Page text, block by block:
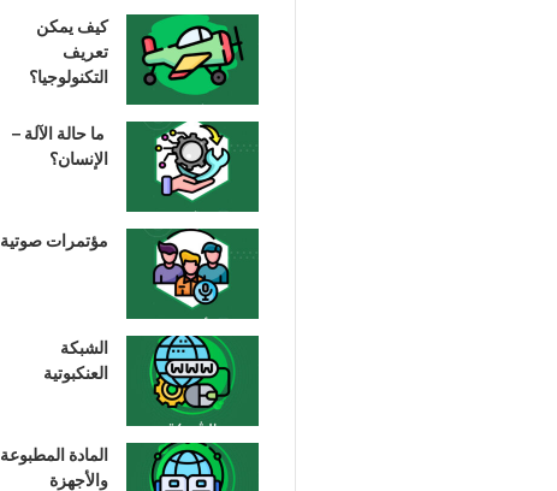
كيف يمكن
تعريف
التكنولوجيا؟
ما حالة الآلة –
الإنسان؟
مؤتمرات صوتية
الشبكة
العنكبوتية
المادة المطبوعة
والأجهزة